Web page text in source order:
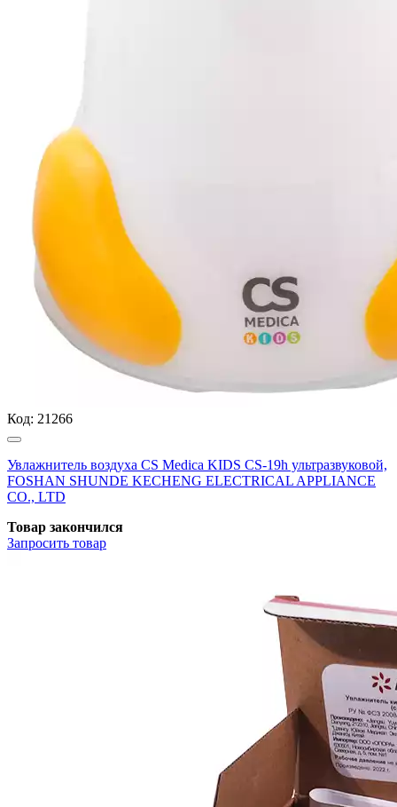
Код: 21266
Увлажнитель воздуха CS Medica KIDS CS-19h ультразвуковой,
FOSHAN SHUNDE KECHENG ELECTRICAL APPLIANCE
CO., LTD
Товар закончился
Запросить товар